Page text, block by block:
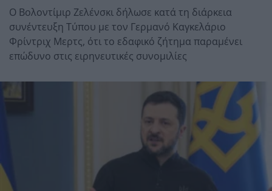
Ο Βολοντίμιρ Ζελένσκι δήλωσε κατά τη διάρκεια
συνέντευξη Τύπου με τον Γερμανό Καγκελάριο
Φρίντριχ Μερτς, ότι το εδαφικό ζήτημα παραμένει
επώδυνο στις ειρηνευτικές συνομιλίες